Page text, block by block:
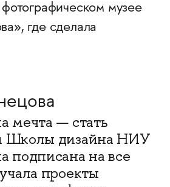
музее
где сделала
мечта — стать
Школы дизайна НИУ
подписана на все
проекты